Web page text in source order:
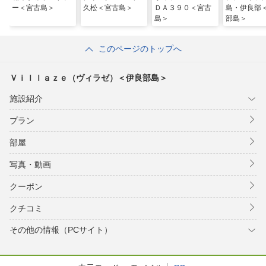
ー＜宮古島＞
久松＜宮古島＞
ＤＡ３９０＜宮古
島＞
島・伊良部
部島＞
このページのトップへ
Ｖｉｌｌａｚｅ（ヴィラゼ）＜伊良部島＞
施設紹介
プラン
部屋
写真・動画
クーポン
クチコミ
その他の情報（PCサイト）